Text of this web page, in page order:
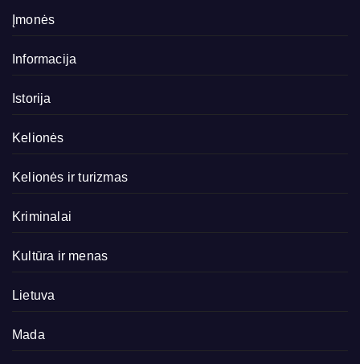
Įmonės
Informacija
Istorija
Kelionės
Kelionės ir turizmas
Kriminalai
Kultūra ir menas
Lietuva
Mada